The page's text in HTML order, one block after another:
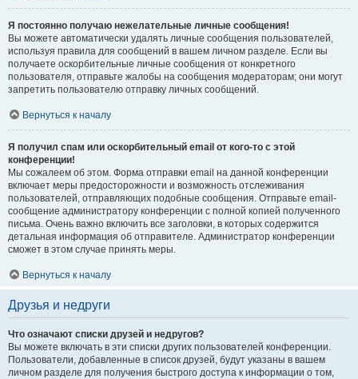
Я постоянно получаю нежелательные личные сообщения!
Вы можете автоматически удалять личные сообщения пользователей,
используя правила для сообщений в вашем личном разделе. Если вы
получаете оскорбительные личные сообщения от конкретного
пользователя, отправьте жалобы на сообщения модераторам; они могут
запретить пользователю отправку личных сообщений.
Вернуться к началу
Я получил спам или оскорбительный email от кого-то с этой
конференции!
Мы сожалеем об этом. Форма отправки email на данной конференции
включает меры предосторожности и возможность отслеживания
пользователей, отправляющих подобные сообщения. Отправьте email-
сообщение администратору конференции с полной копией полученного
письма. Очень важно включить все заголовки, в которых содержится
детальная информация об отправителе. Администратор конференции
сможет в этом случае принять меры.
Вернуться к началу
Друзья и недруги
Что означают списки друзей и недругов?
Вы можете включать в эти списки других пользователей конференции.
Пользователи, добавленные в список друзей, будут указаны в вашем
личном разделе для получения быстрого доступа к информации о том,